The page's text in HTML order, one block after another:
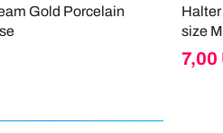
Gold Porcelain
size M
Giá
7,00